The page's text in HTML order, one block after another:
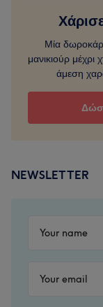
Μία
μανικιούρ μέχρι
άμεση
NEWSLETTER